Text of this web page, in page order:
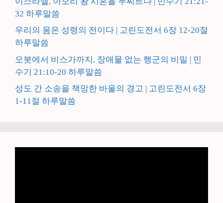
32 하루말씀
우리의 몸은 성령의 전이다 | 고린도전서 6장 12-20절
하루말씀
오봇에서 비스가까지, 장애물 없는 행군의 비밀 | 민
수기 21:10-20 하루말씀
성도 간 소송을 책망한 바울의 경고 | 고린도전서 6장
1-11절 하루말씀